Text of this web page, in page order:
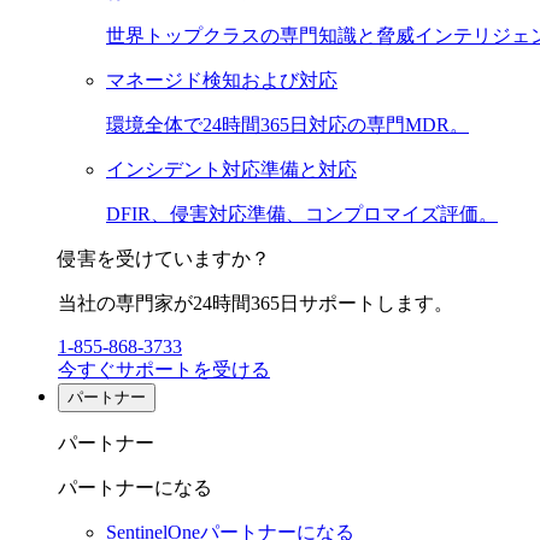
世界トップクラスの専門知識と脅威インテリジェ
マネージド検知および対応
環境全体で24時間365日対応の専門MDR。
インシデント対応準備と対応
DFIR、侵害対応準備、コンプロマイズ評価。
侵害を受けていますか？
当社の専門家が24時間365日サポートします。
1-855-868-3733
今すぐサポートを受ける
パートナー
パートナー
パートナーになる
SentinelOneパートナーになる